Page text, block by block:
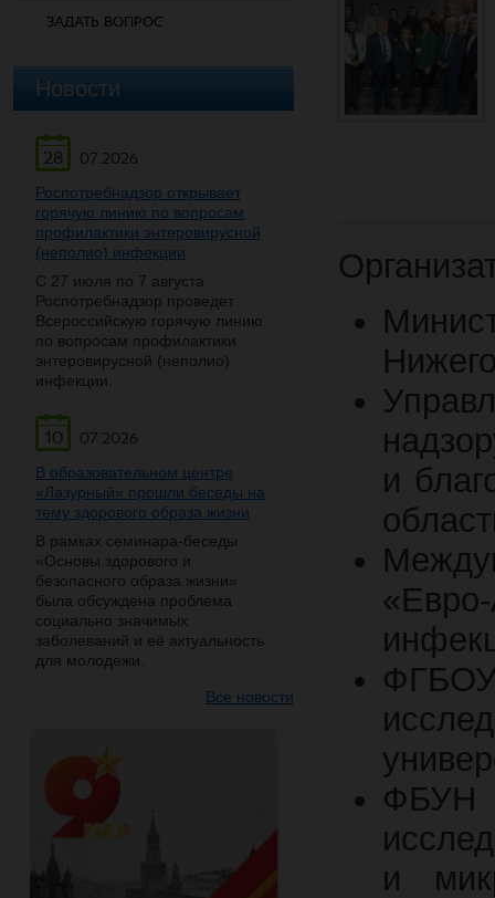
ЗАДАТЬ ВОПРОС
Новости
28
07.2026
Роспотребнадзор открывает
горячую линию по вопросам
профилактики энтеровирусной
(неполио) инфекции
С 27 июля по 7 августа
Роспотребнадзор проведет
Всероссийскую горячую линию
по вопросам профилактики
энтеровирусной (неполио)
инфекции.
10
07.2026
В образовательном центре
«Лазурный» прошли беседы на
тему здорового образа жизни
В рамках семинара-беседы
«Основы здорового и
безопасного образа жизни»
была обсуждена проблема
социально значимых
заболеваний и её актуальность
для молодежи.
Все новости
и
и